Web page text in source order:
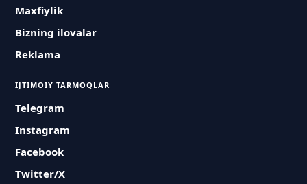
Maxfiylik
Bizning ilovalar
Reklama
IJTIMOIY TARMOQLAR
Telegram
Instagram
Facebook
Twitter/X